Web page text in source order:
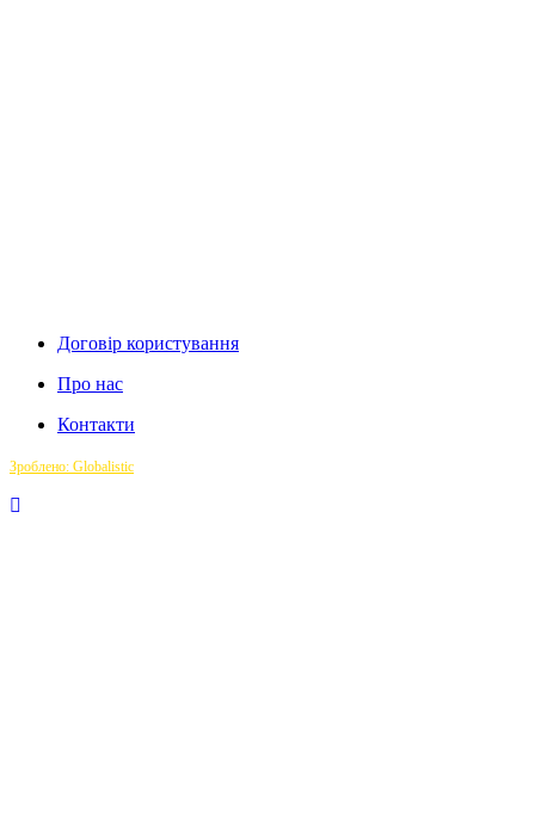
Договір користування
Про нас
Контакти
Зроблено: Globalistic